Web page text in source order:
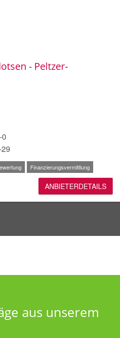
- Peltzer-
Finanzierungsvermittlung
ANBIETERDETAILS
aus unserem